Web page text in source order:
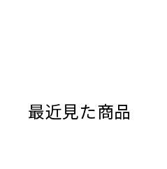
最近見た商品